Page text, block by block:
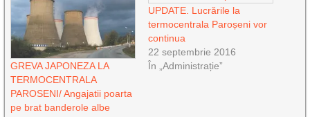
GREVA JAPONEZA LA
TERMOCENTRALA
PAROSENI/ Angajatii poarta
pe brat banderole albe
UPDATE. Lucrările la
termocentrala Paroșeni vor
continua
22 septembrie 2016
În „Administrație”